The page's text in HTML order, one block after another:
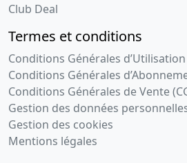
Club Deal
Termes et conditions
Conditions Générales d’Utilisation
Conditions Générales
Conditions Générales de Vente
Gestion des données
Gestion des cookies
Mentions légales